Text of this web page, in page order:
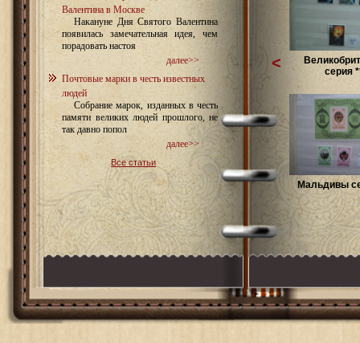
Валентина в Москве
Накануне Дня Святого Валентина
появилась замечательная идея, чем
порадовать настоя
далее>>
Почтовые марки в честь известных
людей
Собрание марок, изданных в честь
памяти великих людей прошлого, не
так давно попол
далее>>
Все статьи
серия
Мальдивы
<